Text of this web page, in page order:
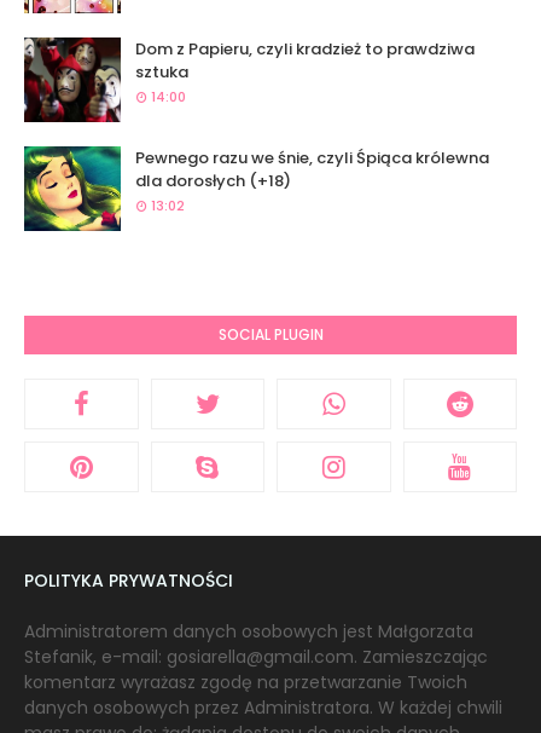
Dom z Papieru, czyli kradzież to prawdziwa
sztuka
14:00
Pewnego razu we śnie, czyli Śpiąca królewna
dla dorosłych (+18)
13:02
SOCIAL PLUGIN
POLITYKA PRYWATNOŚCI
Administratorem danych osobowych jest Małgorzata
Stefanik, e-mail: gosiarella@gmail.com. Zamieszczając
komentarz wyrażasz zgodę na przetwarzanie Twoich
danych osobowych przez Administratora. W każdej chwili